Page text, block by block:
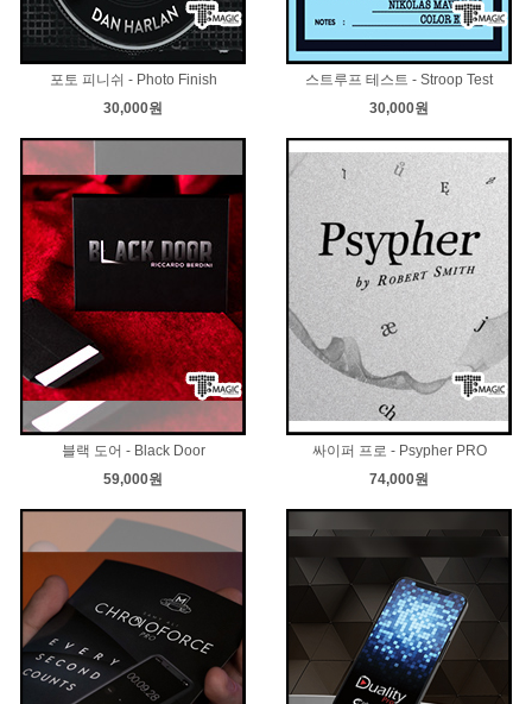
포토 피니쉬 - Photo Finish
30,000원
스트루프 테스트 - Stroop Test
30,000원
블랙 도어 - Black Door
59,000원
싸이퍼 프로 - Psypher PRO
74,000원